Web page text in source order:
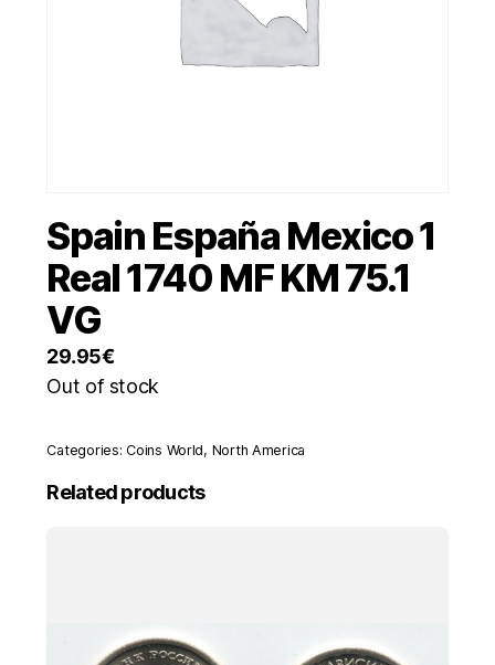
Spain España Mexico 1
Real 1740 MF KM 75.1
VG
29.95€
Out of stock
Categories:Coins World, North America
Related products